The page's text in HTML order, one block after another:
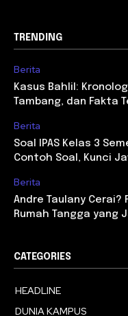
TRENDING
Berita
Kasus Bahlil:
Tambang, dan Fakta
Berita
Soal IPAS Kelas 3
Contoh Soal, Kunci
Berita
Andre Taulany Cerai?
Rumah Tangga yang
CATEGORIES
HEADLINE
DUNIA KAMPUS